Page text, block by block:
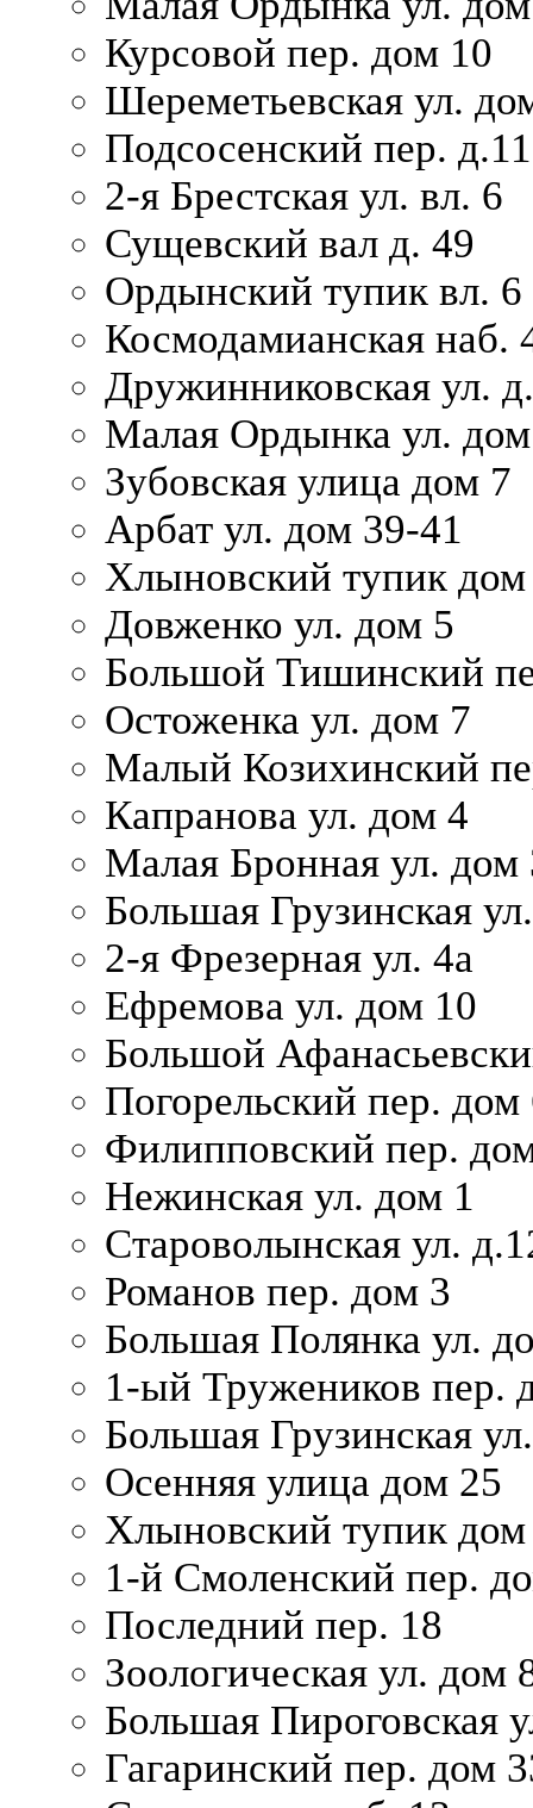
Курсовой пер. дом 10
Шереметьевская ул.
Подсосенский пер. д.11
2-я Брестская ул. вл. 6
Сущевский вал д. 49
Ордынский тупик вл. 6
Космодамианская наб.
Дружинниковская ул.
Малая Ордынка ул.
Зубовская улица дом 7
Арбат ул. дом 39-41
Хлыновский тупик
Довженко ул. дом 5
Большой Тишинский
Остоженка ул. дом 7
Малый Козихинский
Капранова ул. дом 4
Малая Бронная ул. дом
Большая Грузинская
2-я Фрезерная ул. 4а
Ефремова ул. дом 10
Большой
Погорельский пер. дом
Филипповский пер.
Нежинская ул. дом 1
Староволынская ул.
Романов пер. дом 3
Большая Полянка ул.
1-ый Тружеников пер.
Большая Грузинская
Осенняя улица дом 25
Хлыновский тупик
1-й Смоленский пер.
Последний пер. 18
Зоологическая ул. дом
Большая Пироговская
Гагаринский пер. дом